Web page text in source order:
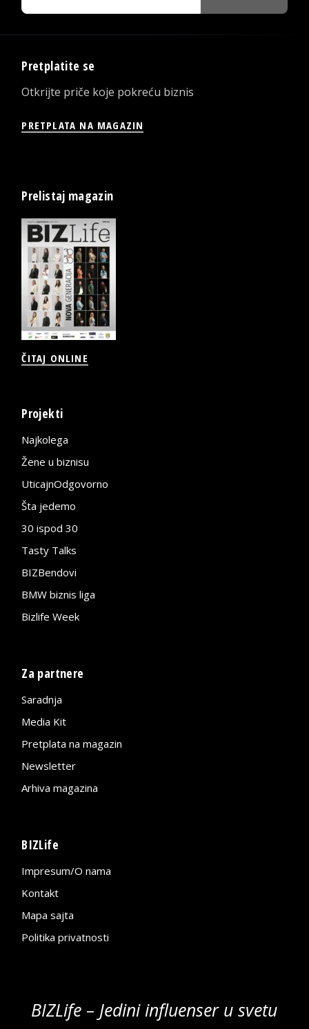
Pretplatite se
Otkrijte priče koje pokreću biznis
PRETPLATA NA MAGAZIN
Prelistaj magazin
ČITAJ ONLINE
Projekti
Najkolega
Žene u biznisu
UticajnOdgovorno
Šta jedemo
30 ispod 30
Tasty Talks
BIZBendovi
BMW biznis liga
Bizlife Week
Za partnere
Saradnja
Media Kit
Pretplata na magazin
Newsletter
Arhiva magazina
BIZLife
Impresum/O nama
Kontakt
Mapa sajta
Politika privatnosti
BIZLife – Jedini influenser u svetu